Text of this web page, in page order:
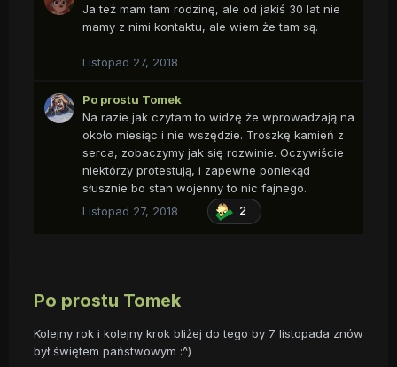
Ja też mam tam rodzinę, ale od jakiś 30 lat nie
mamy z nimi kontaktu, ale wiem że tam są.
Listopad 27, 2018
Po prostu Tomek
Na razie jak czytam to widzę że wprowadzają na
około miesiąc i nie wszędzie. Troszkę kamień z
serca, zobaczymy jak się rozwinie. Oczywiście
niektórzy protestują, i zapewne poniekąd
słusznie bo stan wojenny to nic fajnego.
Listopad 27, 2018
2
Po prostu Tomek
Kolejny rok i kolejny krok bliżej do tego by 7 listopada znów
był świętem państwowym :^)